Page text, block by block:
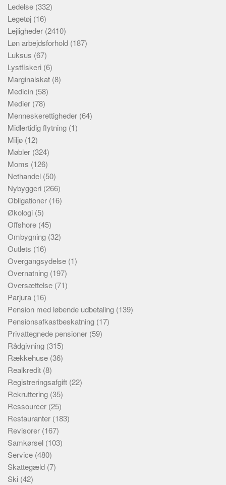
Ledelse (332)
Legetøj (16)
Lejligheder (2410)
Løn arbejdsforhold (187)
Luksus (67)
Lystfiskeri (6)
Marginalskat (8)
Medicin (58)
Medier (78)
Menneskerettigheder (64)
Midlertidig flytning (1)
Miljø (12)
Møbler (324)
Moms (126)
Nethandel (50)
Nybyggeri (266)
Obligationer (16)
Økologi (5)
Offshore (45)
Ombygning (32)
Outlets (16)
Overgangsydelse (1)
Overnatning (197)
Oversættelse (71)
Parjura (16)
Pension med løbende udbetaling (139)
Pensionsafkastbeskatning (17)
Privattegnede pensioner (59)
Rådgivning (315)
Rækkehuse (36)
Realkredit (8)
Registreringsafgift (22)
Rekruttering (35)
Ressourcer (25)
Restauranter (183)
Revisorer (167)
Samkørsel (103)
Service (480)
Skattegæld (7)
Ski (42)